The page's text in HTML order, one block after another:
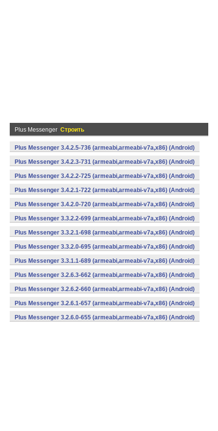
Plus Messenger Строить
Plus Messenger 3.4.2.5-736 (armeabi,armeabi-v7a,x86) (Android)
Plus Messenger 3.4.2.3-731 (armeabi,armeabi-v7a,x86) (Android)
Plus Messenger 3.4.2.2-725 (armeabi,armeabi-v7a,x86) (Android)
Plus Messenger 3.4.2.1-722 (armeabi,armeabi-v7a,x86) (Android)
Plus Messenger 3.4.2.0-720 (armeabi,armeabi-v7a,x86) (Android)
Plus Messenger 3.3.2.2-699 (armeabi,armeabi-v7a,x86) (Android)
Plus Messenger 3.3.2.1-698 (armeabi,armeabi-v7a,x86) (Android)
Plus Messenger 3.3.2.0-695 (armeabi,armeabi-v7a,x86) (Android)
Plus Messenger 3.3.1.1-689 (armeabi,armeabi-v7a,x86) (Android)
Plus Messenger 3.2.6.3-662 (armeabi,armeabi-v7a,x86) (Android)
Plus Messenger 3.2.6.2-660 (armeabi,armeabi-v7a,x86) (Android)
Plus Messenger 3.2.6.1-657 (armeabi,armeabi-v7a,x86) (Android)
Plus Messenger 3.2.6.0-655 (armeabi,armeabi-v7a,x86) (Android)